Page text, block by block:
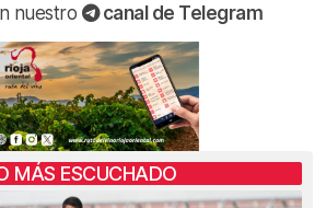
nuestro
canal de Telegram
MÁS ESCUCHADO